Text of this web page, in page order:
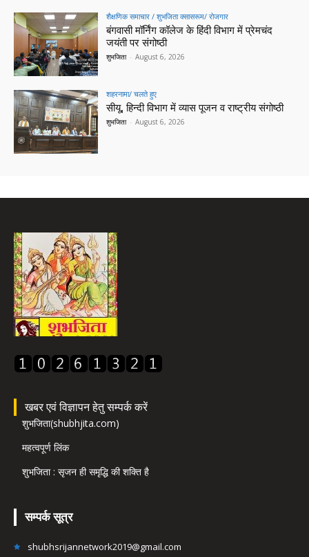
शैक्षणिक समाचार / शुभजिता क्सासरूम/ रोजगार
बंगवासी मॉर्निंग कॉलेज के हिंदी विभाग में प्रेमचंद
जयंती पर संगोष्ठी
शुभजिता - August 6, 2026
शहरनामा/ चलते हुए
सीयू, हिन्दी विभाग में व्यास पूजन व राष्ट्रीय संगोष्ठी
शुभजिता - August 6, 2026
खबर एवं विज्ञापन हेतु सम्पर्क करें
शुभजिता(shubhjita.com)
महत्वपूर्ण लिंक
शुभजिता : सृजन ही समृद्धि की शक्ति है
सम्पर्क सूत्र
shubhsrijannetwork2019@gmail.com